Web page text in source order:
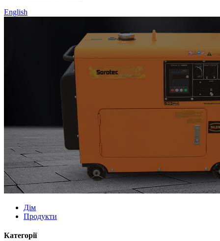
English
Дім
Продукти
Категорії